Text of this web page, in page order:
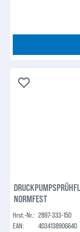
NORMFEST
Hrst.-Nr.: 2897-333-150
EAN:
4034138906640